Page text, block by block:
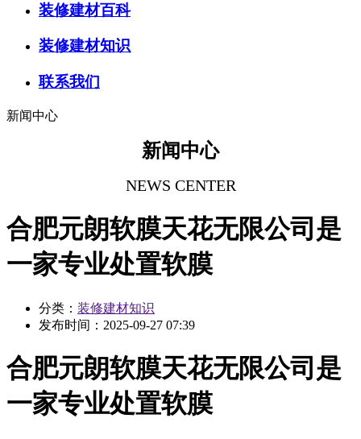
装修建材百科
装修建材知识
联系我们
新闻中心
新闻中心
NEWS CENTER
合肥元朗软膜天花无限公司是
一家专业处置软膜
分类： 装修建材知识
发布时间： 2025-09-27 07:39
合肥元朗软膜天花无限公司是
一家专业处置软膜